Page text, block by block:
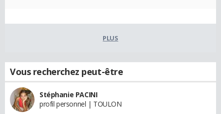
PLUS
Vous recherchez peut-être
Stéphanie PACINI
profil personnel | TOULON